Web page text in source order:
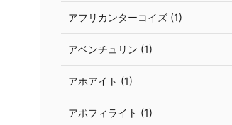
アフリカンターコイズ (1)
アベンチュリン (1)
アホアイト (1)
アポフィライト (1)